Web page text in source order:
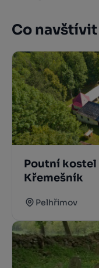
Co navštívit
Poutní
Křemešník
Pelhřimov